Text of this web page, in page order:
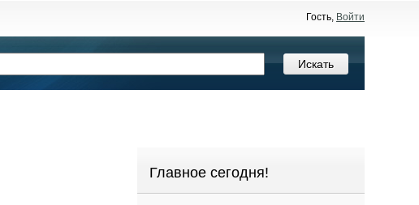
Гость, Войти
Главное сегодня!